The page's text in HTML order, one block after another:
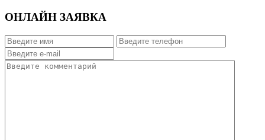
ОНЛАЙН ЗАЯВКА